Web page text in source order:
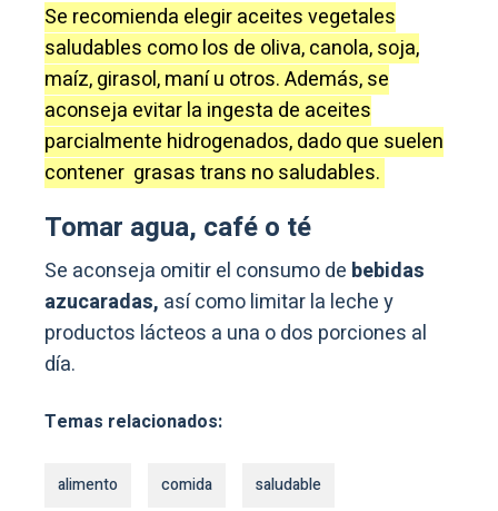
Se recomienda elegir aceites vegetales
saludables como los de oliva, canola, soja,
maíz, girasol, maní u otros. Además, se
aconseja evitar la ingesta de aceites
parcialmente hidrogenados, dado que suelen
contener grasas trans no saludables.
Tomar agua, café o té
Se aconseja omitir el consumo de bebidas
azucaradas, así como limitar la leche y
productos lácteos a una o dos porciones al
día.
Temas relacionados:
alimento comida saludable